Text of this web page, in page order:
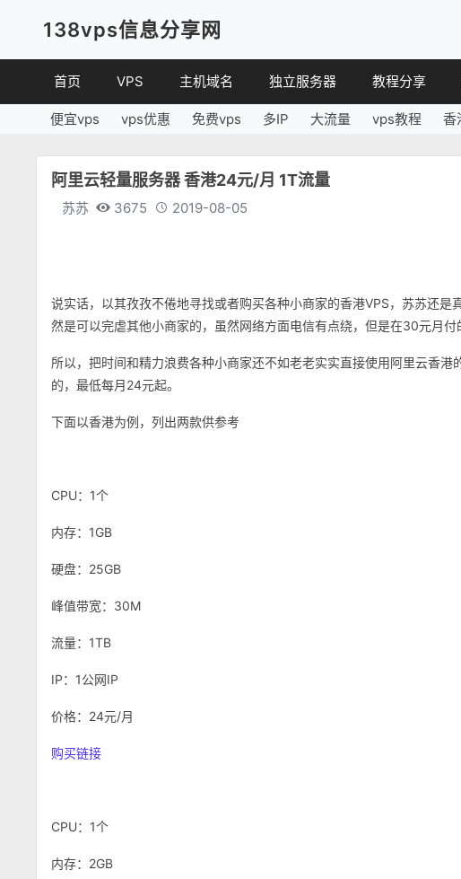
138vps信息分享网
首页 VPS
VPS优惠
VPS评测
主机域名
域名
独立服务器 教程分享
VPS教程
便宜vps vps优惠 免费vps 多IP 大流量 vps教程 香
阿里云轻量服务器 香港24元/月 1T流量
苏苏 3675 2019-08-05
说实话，以其孜孜不倦地寻找或者购买各种小商家的香港VPS，苏苏还
然是可以完虐其他小商家的，虽然网络方面电信有点绕，但是在30元月付
所以，把时间和精力浪费各种小商家还不如老老实实直接使用阿里云香
的，最低每月24元起。
下面以香港为例，列出两款供参考
CPU：1个
内存：1GB
硬盘：25GB
峰值带宽：30M
流量：1TB
IP：1公网IP
价格：24元/月
购买链接
CPU：1个
内存：2GB